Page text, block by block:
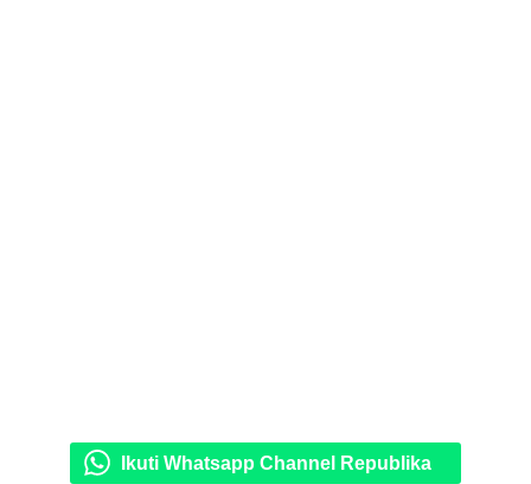
Ikuti Whatsapp Channel Republika